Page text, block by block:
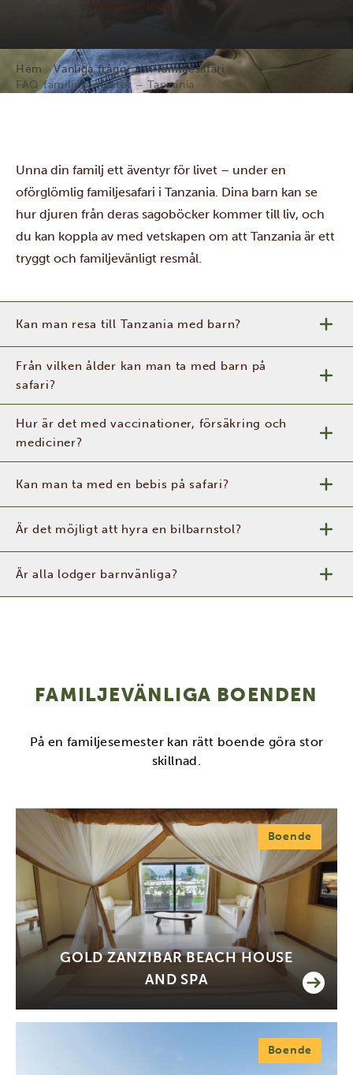
Hem
Vanliga frågor om familjesafari
FAQ familjesemester – Tanzania
Unna din familj ett äventyr för livet – under en
oförglömlig familjesafari i Tanzania. Dina barn kan se
hur djuren från deras sagoböcker kommer till liv, och
du kan koppla av med vetskapen om att Tanzania är ett
tryggt och familjevänligt resmål.
Kan man resa till Tanzania med barn?
Från vilken ålder kan man ta med barn på
safari?
Hur är det med vaccinationer, försäkring och
mediciner?
Kan man ta med en bebis på safari?
Är det möjligt att hyra en bilbarnstol?
Är alla lodger barnvänliga?
FAMILJEVÄNLIGA BOENDEN
På en familjesemester kan rätt boende göra stor
skillnad.
Boende
GOLD ZANZIBAR BEACH HOUSE
AND SPA
Boende